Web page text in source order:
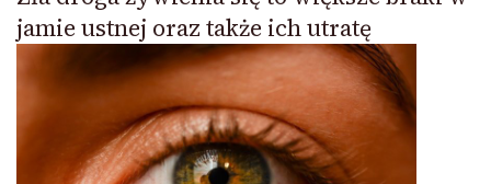
jamie ustnej oraz także ich utratę